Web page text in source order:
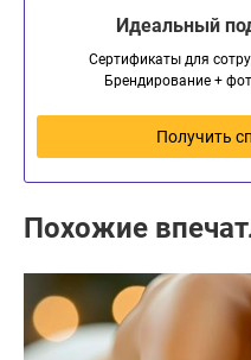
Идеальный
Сертификаты для
Брендирование +
Получить
Похожие